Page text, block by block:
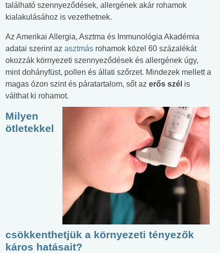
található szennyeződések, allergének akár rohamok
kialakulásához is vezethetnek.
Az Amerikai Allergia, Asztma és Immunológia Akadémia
adatai szerint az asztmás rohamok közel 60 százalékát
okozzák környezeti szennyeződések és allergének úgy,
mint dohányfüst, pollen és állati szőrzet. Mindezek mellett a
magas ózon szint és páratartalom, sőt az erős szél is
válthat ki rohamot.
Milyen
ötletekkel
csökkenthetjük a környezeti tényezők
káros hatásait?